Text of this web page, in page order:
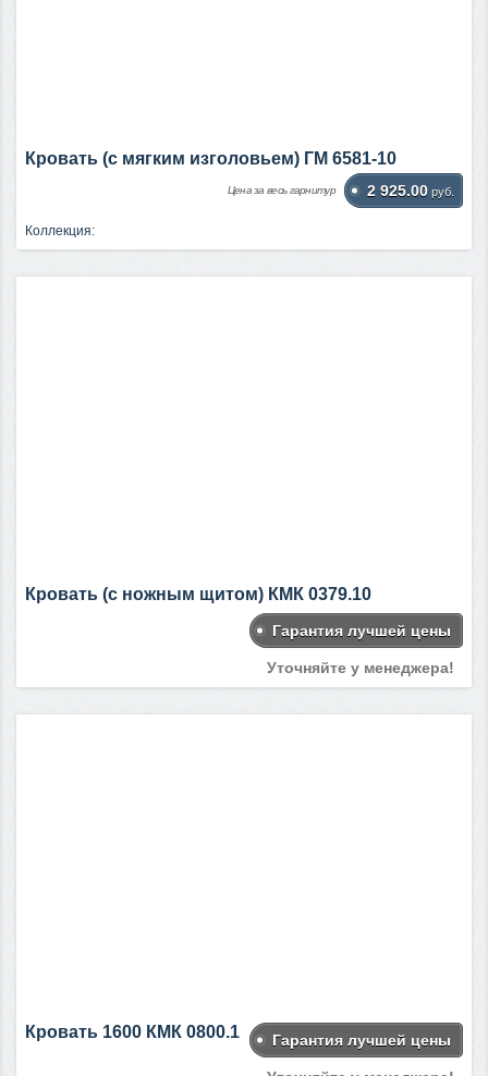
Кровать (с мягким изголовьем) ГМ 6581-10
Цена за весь гарнитур 2 925.00 руб.
Коллекция:
Кровать (с ножным щитом) КМК 0379.10
Гарантия лучшей цены
Уточняйте у менеджера!
Кровать 1600 КМК 0800.1 Гарантия лучшей цены